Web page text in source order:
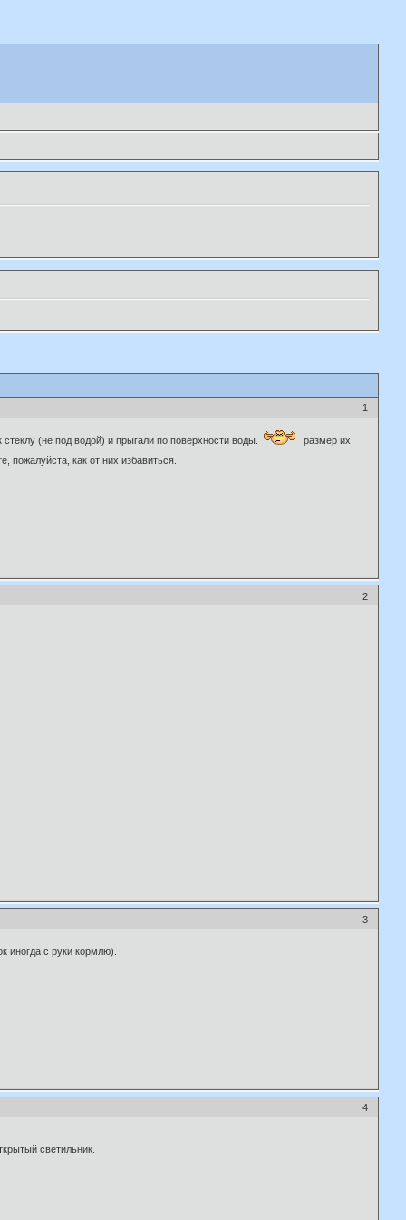
1
(не под водой) и прыгали по поверхности воды.
размер их
пожалуйста, как от них избавиться.
2
3
иногда с руки кормлю).
4
светильник.